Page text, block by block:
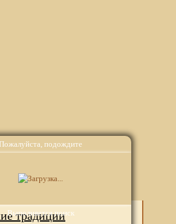
Пожалуйста, подождите
Выполняется поиск
Аналоги
традиции